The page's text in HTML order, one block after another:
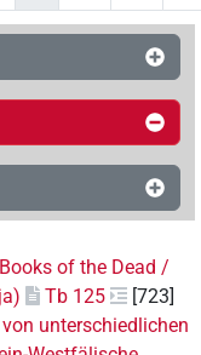
Books of the Dead /
Tb 125
[723]
unterschiedlichen